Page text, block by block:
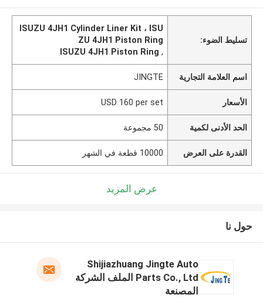
تسليط الضوء:
ISUZU 4JH1 Cylinder Liner Kit ، ISU
ZU 4JH1 Piston Ring
,
ISUZU 4JH1 Piston Ring
اسم العلامة التجارية JINGTE
الأسعار USD 160 per set
الحد الأدنى لكمية 50 مجموعة
القدرة على العرض 10000 قطعة في الشهر
عرض المزيد
حول نا
Shijiazhuang Jingte Auto
Parts Co., Ltd الملف الشركة
المصنعة